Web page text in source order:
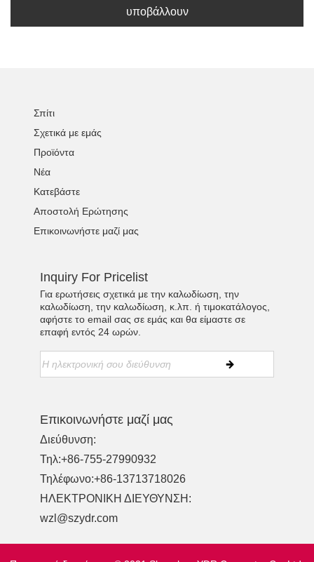
υποβάλλουν
Σπίτι
Σχετικά με εμάς
Προϊόντα
Νέα
Κατεβάστε
Αποστολή Ερώτησης
Επικοινωνήστε μαζί μας
Inquiry For Pricelist
Για ερωτήσεις σχετικά με την καλωδίωση, την
καλωδίωση, την καλωδίωση, κ.λπ. ή τιμοκατάλογος,
αφήστε το email σας σε εμάς και θα είμαστε σε
επαφή εντός 24 ωρών.
Επικοινωνήστε μαζί μας
Διεύθυνση:
Τηλ:+86-755-27990932
Τηλέφωνο:+86-13713718026
ΗΛΕΚΤΡΟΝΙΚΗ ΔΙΕΥΘΥΝΣΗ:
wzl@szydr.com